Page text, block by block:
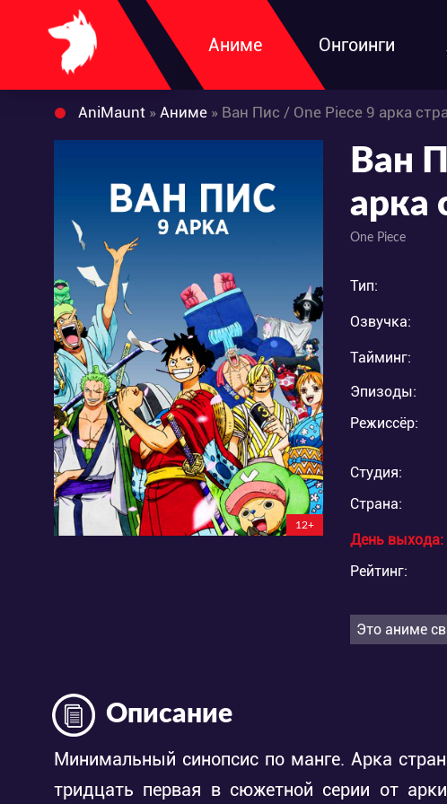
Аниме Онгоинги
AniMaunt » Аниме » Ван Пис / One Piece 9 арка
12+
Ван
арка
One Piece
Тип:
Озвучка:
Тайминг:
Эпизоды:
Режиссёр:
Студия:
Страна:
День выхода:
Рейтинг:
Это аниме
Описание
Минимальный синопсис по манге. Арка
тридцать первая в сюжетной серии от